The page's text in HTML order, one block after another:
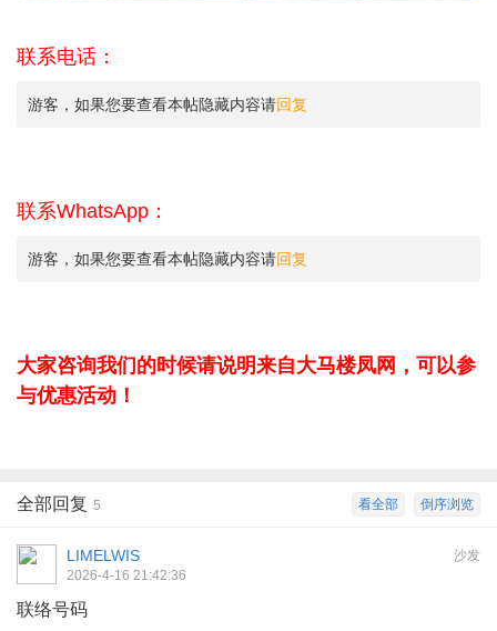
联系电话：
游客，如果您要查看本帖隐藏内容请回复
联系WhatsApp：
游客，如果您要查看本帖隐藏内容请回复
大家咨询我们的时候请说明来自大马楼凤网，可以参
与优惠活动！
倒序浏览
看全部
全部回复 5
沙发
LIMELWIS
2026-4-16 21:42:36
联络号码